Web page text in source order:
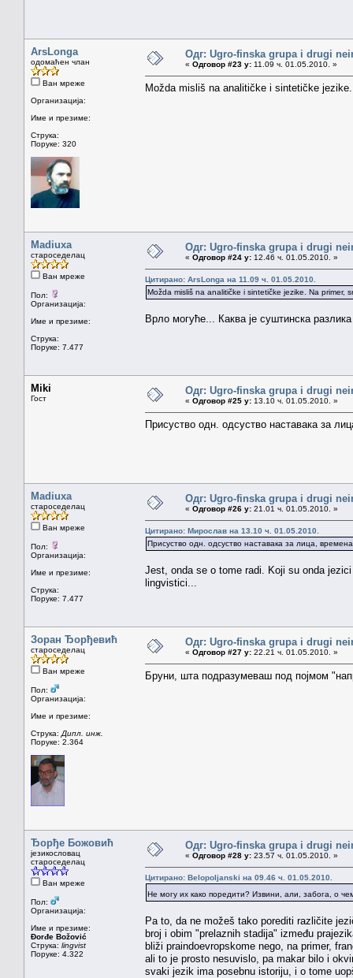
ArsLonga
одомаћен члан
Ван мреже
Организација:
Име и презиме:
Струка:
Поруке: 320
Одг: Ugro-finska grupa i drugi
« Одговор #23 у: 11.09 ч. 01.05.2010. »
Možda misliš na analitičke i sintetičke
Madiuxa
староседелац
Ван мреже
Пол:
Организација:
Име и презиме:
Струка:
Поруке: 7.477
Одг: Ugro-finska grupa i drugi
« Одговор #24 у: 12.46 ч. 01.05.2010. »
Цитирано: ArsLonga на 11.09 ч. 01.05.2010.
Možda misliš na analitičke i sintetičke jezike. Na primer,
Врло могуће... Каква је суштинска
Miki
Гост
Одг: Ugro-finska grupa i drugi
« Одговор #25 у: 13.10 ч. 01.05.2010. »
Присуство одн. одсуство наставака за
Madiuxa
староседелац
Ван мреже
Пол:
Организација:
Име и презиме:
Струка:
Поруке: 7.477
Одг: Ugro-finska grupa i drugi
« Одговор #26 у: 21.01 ч. 01.05.2010. »
Цитирано: Мирослав на 13.10 ч. 01.05.2010.
Присуство одн. одсуство наставака за лица,
Jest, onda se o tome radi. Koji su onda
lingvistici...
Зоран Ђорђевић
староседелац
Ван мреже
Пол:
Организација:
Име и презиме:
Струка: Дипл. инж.
Поруке: 2.364
Одг: Ugro-finska grupa i drugi
« Одговор #27 у: 22.21 ч. 01.05.2010. »
Бруни, шта подразумеваш под појмом
Ђорђе Божовић
језикословац
староседелац
Ван мреже
Пол:
Организација:
Име и презиме:
Đorđe Božović
Струка: lingvist
Поруке: 4.322
Одг: Ugro-finska grupa i drugi
« Одговор #28 у: 23.57 ч. 01.05.2010. »
Цитирано: Belopoljanski на 09.46 ч. 01.05.2010.
Не могу их како поредити? Извини, али, забога, о
Pa to, da ne možeš tako porediti različite
broj i obim "prelaznih stadija" između
bliži praindoevropskome nego, na primer,
ali to je prosto nesuvislo, pa makar bilo i
svaki jezik ima posebnu istoriju, i o tome